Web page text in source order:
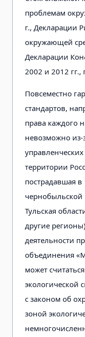
проблемам
г., Декларации
окружающей
Декларации
2002 и 2012
Повсеместно
стандартов,
права каждого
невозможно из-
территории
пострадавшая в
чернобыльской
Тульская
другие
деятельности
объединения
может
экологической
с законом об
зоной